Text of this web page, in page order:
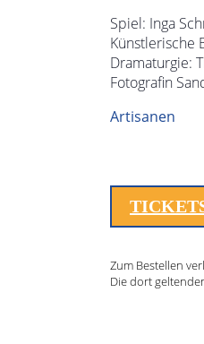
Spiel: Inga
Künstlerische
Dramaturgie:
Fotografin
Artisanen
Zum Bestellen
Die dort